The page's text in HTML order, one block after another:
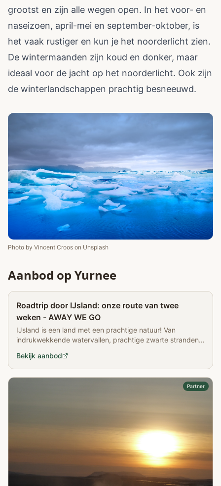
grootst en zijn alle wegen open. In het voor- en
naseizoen, april-mei en september-oktober, is
het vaak rustiger en kun je het noorderlicht zien.
De wintermaanden zijn koud en donker, maar
ideaal voor de jacht op het noorderlicht. Ook zijn
de winterlandschappen prachtig besneeuwd.
Photo by Vincent Croos on Unsplash
Aanbod op Yurnee
Roadtrip door IJsland: onze route van twee
weken - AWAY WE GO
IJsland is een land met een prachtige natuur! Van
indrukwekkende watervallen, prachtige zwarte stranden,
Bekijk aanbod
Partner